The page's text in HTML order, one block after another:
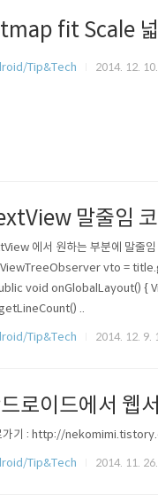
fit Scale 넓
Tip&Tech 2014. 12.
말줄임
에서 원하는 부분에 말
vto =
void onGlobalLayout() {
..
Tip&Tech
2014. 12. 9.
로이드에서 웹
가기 : http://
Tip&Tech
2014. 11.